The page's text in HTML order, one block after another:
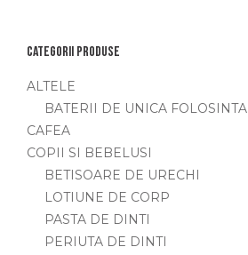
Categorii produse
ALTELE
BATERII DE UNICA FOLOSINTA
CAFEA
COPII SI BEBELUSI
BETISOARE DE URECHI
LOTIUNE DE CORP
PASTA DE DINTI
PERIUTA DE DINTI